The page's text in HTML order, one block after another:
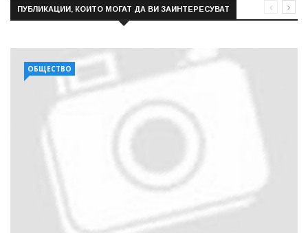
ПУБЛИКАЦИИ, КОИТО МОГАТ ДА ВИ ЗАИНТЕРЕСУВАТ
ОБЩЕСТВО